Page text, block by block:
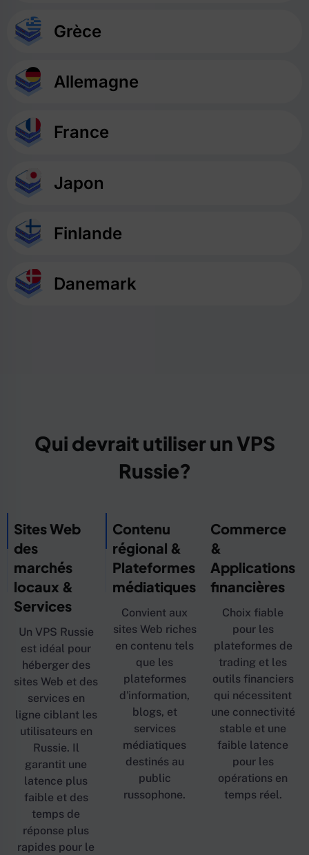
Grèce
Allemagne
France
Japon
Finlande
Danemark
Qui devrait utiliser un VPS
Russie?
Sites Web
des
marchés
locaux &
Services
Un VPS Russie
est idéal pour
héberger des
sites Web et des
services en
ligne ciblant les
utilisateurs en
Russie. Il
garantit une
latence plus
faible et des
temps de
réponse plus
rapides pour le
Contenu
régional &
Plateformes
médiatiques
Convient aux
sites Web riches
en contenu tels
que les
plateformes
d'information,
blogs, et
services
médiatiques
destinés au
public
russophone.
Commerce
&
Applications
financières
Choix fiable
pour les
plateformes de
trading et les
outils financiers
qui nécessitent
une connectivité
stable et une
faible latence
pour les
opérations en
temps réel.